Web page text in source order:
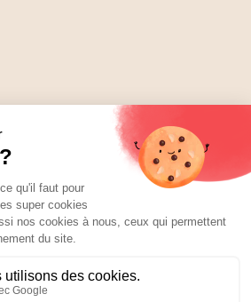
:
les gourmands et les gourmets
produits de qualité au meilleur
pros ou des particuliers, que vous
salé, nous avons sans doute ce
des choses que vous ne soupçonniez
depuis 1951, la vente en ligne